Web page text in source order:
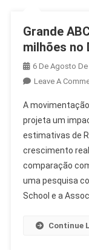
Grande
milhões no
6 De Agosto
Leave A
A movimentação
projeta um
estimativas de
crescimento
comparação
uma pesquisa
School e a
Continue